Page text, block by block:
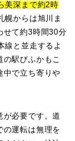
美深まで約2時
幌からは旭川ま
せて約3時間30分
線と並走するよ
駅びふかもこ
中で立ち寄りや
が必要です。道
の運転は無理を